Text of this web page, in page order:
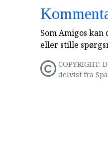
Som Amigos
eller stille
delvist fra